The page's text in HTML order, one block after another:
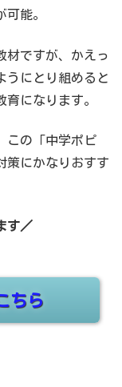
能。
材ですが、かえっ
うにとり組めると
になります。
この「中学ポピ
策にかなりおすす
す／
ちら